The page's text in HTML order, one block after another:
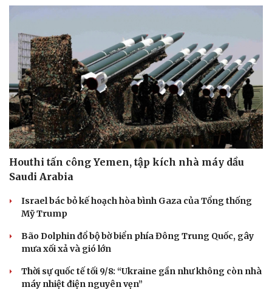
Houthi tấn công Yemen, tập kích nhà máy dầu
Saudi Arabia
Israel bác bỏ kế hoạch hòa bình Gaza của Tổng thống
Mỹ Trump
Bão Dolphin đổ bộ bờ biển phía Đông Trung Quốc, gây
mưa xối xả và gió lớn
Thời sự quốc tế tối 9/8: “Ukraine gần như không còn nhà
máy nhiệt điện nguyên vẹn”